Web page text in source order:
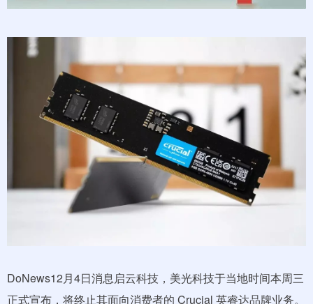
DoNews12月4日消息启云科技，美光科技于当地时间本周三
正式宣布，将终止其面向消费者的 Crucial 英睿达品牌业务。